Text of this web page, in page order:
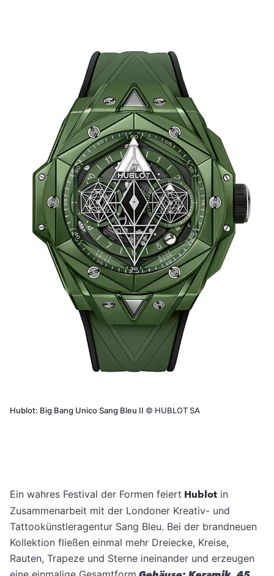
Hublot: Big Bang Unico Sang Bleu II © HUBLOT SA
Ein wahres Festival der Formen feiert Hublot in
Zusammenarbeit mit der Londoner Kreativ- und
Tattookünstleragentur Sang Bleu. Bei der brandneuen
Kollektion fließen einmal mehr Dreiecke, Kreise,
Rauten, Trapeze und Sterne ineinander und erzeugen